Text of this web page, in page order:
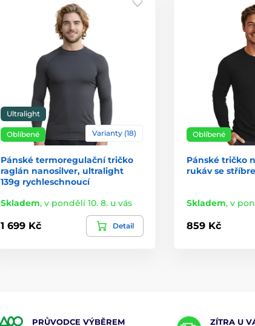
Ultralight
Oblíbené Varianty (18)
Pánské termoregulační tričko
raglán nanosilver, ultralight
139g rychleschnoucí
Skladem, v pondělí 10. 8. u vás
1 699 Kč Detail
Oblíbené
Pánské tričko
rukáv se
Skladem, v
859 Kč
PRŮVODCE VÝBĚREM ZÍTRA U